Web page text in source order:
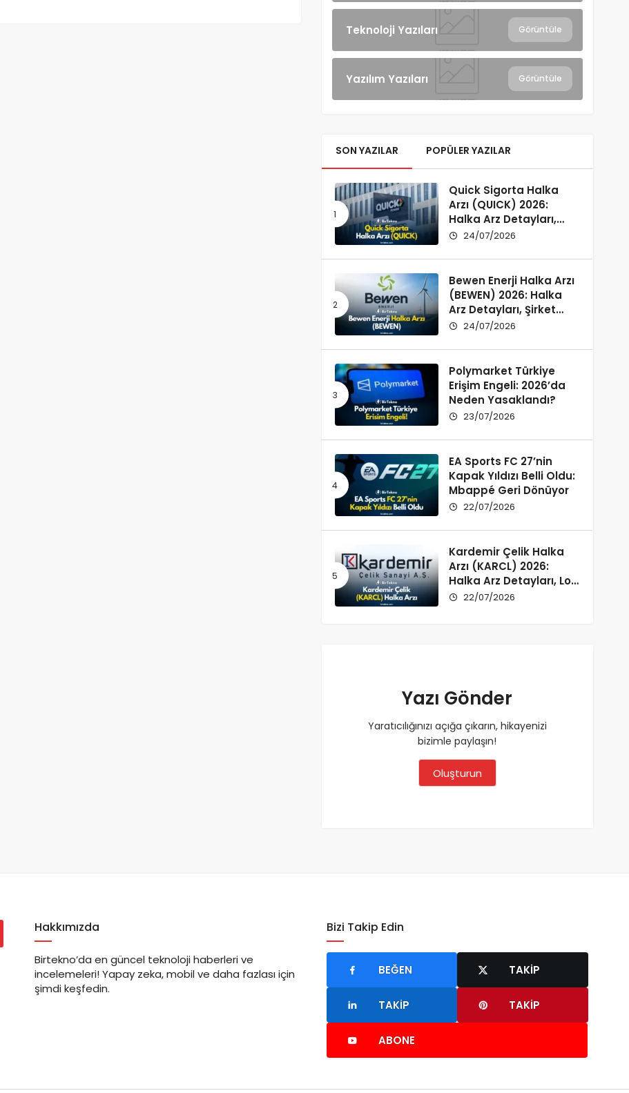
Teknoloji Yazıları Görüntüle
Yazılım Yazıları Görüntüle
SON YAZILAR POPÜLER YAZILAR
Quick Sigorta Halka
Arzı (QUICK) 2026:
Halka Arz Detayları,
Şirket Profili ve
24/07/2026
Bewen Enerji Halka Arzı
(BEWEN) 2026: Halka
Arz Detayları, Şirket
Profili ve Fon Kullanımı
24/07/2026
Polymarket Türkiye
Erişim Engeli: 2026’da
Neden Yasaklandı?
23/07/2026
EA Sports FC 27’nin
Kapak Yıldızı Belli Oldu:
Mbappé Geri Dönüyor
22/07/2026
Kardemir Çelik Halka
Arzı (KARCL) 2026:
Halka Arz Detayları, Lot
Dağılımı ve Şirket Profili
22/07/2026
Yazı Gönder
Yaratıcılığınızı açığa çıkarın, hikayenizi
bizimle paylaşın!
Oluşturun
Hakkımızda
Birtekno’da en güncel teknoloji haberleri ve
incelemeleri! Yapay zeka, mobil ve daha fazlası için
şimdi keşfedin.
Bizi Takip Edin
BEĞEN TAKIP
TAKIP TAKIP
ABONE